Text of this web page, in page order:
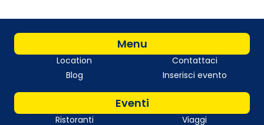
Menu
Location
Blog
Contattaci
Inserisci evento
Eventi
Ristoranti
Viaggi